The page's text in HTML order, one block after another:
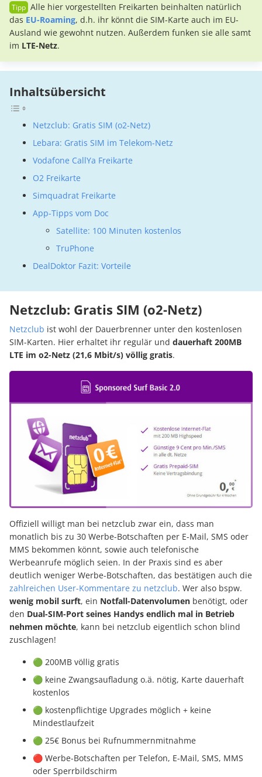
Alle hier vorgestellten Freikarten beinhalten natürlich
das EU-Roaming, d.h. ihr könnt die SIM-Karte auch im EU-
Ausland wie gewohnt nutzen. Außerdem funken sie alle samt
im LTE-Netz.
Inhaltsübersicht
Netzclub: Gratis SIM (o2-Netz)
Lebara: Gratis SIM im Telekom-Netz
Vodafone CallYa Freikarte
O2 Freikarte
Simquadrat Freikarte
App-Tipps vom Doc
Satellite: 100 Minuten kostenlos
TruPhone
DealDoktor Fazit: Vorteile
Netzclub: Gratis SIM (o2-Netz)
Netzclub ist wohl der Dauerbrenner unter den kostenlosen
SIM-Karten. Hier erhaltet ihr regulär und dauerhaft 200MB
LTE im o2-Netz (21,6 Mbit/s) völlig gratis.
Offiziell willigt man bei netzclub zwar ein, dass man
monatlich bis zu 30 Werbe-Botschaften per E-Mail, SMS oder
MMS bekommen könnt, sowie auch telefonische
Werbeanrufe möglich seien. In der Praxis sind es aber
deutlich weniger Werbe-Botschaften, das bestätigen auch die
zahlreichen User-Kommentare zu netzclub. Wer also bspw.
wenig mobil surft, ein Notfall-Datenvolumen benötigt, oder
den Dual-SIM-Port seines Handys endlich mal in Betrieb
nehmen möchte, kann bei netzclub eigentlich schon blind
zuschlagen!
🟢 200MB völlig gratis
🟢 keine Zwangsaufladung o.ä. nötig, Karte dauerhaft
kostenlos
🟢 kostenpflichtige Upgrades möglich + keine
Mindestlaufzeit
🟢 25€ Bonus bei Rufnummernmitnahme
🔴 Werbe-Botschaften per Telefon, E-Mail, SMS, MMS
oder Sperrbildschirm